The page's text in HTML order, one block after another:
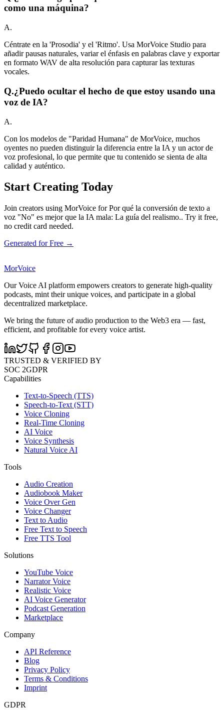
como una máquina?
A.
Céntrate en la 'Prosodia' y el 'Ritmo'. Usa MorVoice Studio para
añadir pausas naturales, variar el énfasis en palabras clave y exportar
en formato WAV de alta resolución para capturar las texturas
vocales.
Q.¿Puedo ocultar el hecho de que estoy usando una
voz de IA?
A.
Con los modelos de "Paridad Humana" de MorVoice, muchos
oyentes no pueden distinguir la diferencia entre la IA y un actor de
voz profesional, lo que permite que tu contenido se sienta de alta
calidad y auténtico.
Start Creating Today
Join creators using MorVoice for Por qué la conversión de texto a
voz "No" es mejor que la IA mala: La guía del realismo.. Try it free,
no credit card needed.
Generated for Free →
MorVoice
Our Voice AI platform empowers creators to generate high-quality
podcasts, mint their unique voices, and participate in a global
decentralized marketplace.
We bring the future of audio production to the Web3 era — fast,
efficient, and profitable for every voice artist.
TRUSTED & VERIFIED BY
SOC 2GDPR
Capabilities
Text-to-Speech (TTS)
Speech-to-Text (STT)
Voice Cloning
Real-Time Cloning
AI Voice
Voice Synthesis
Natural Voice AI
Tools
Audio Creation
Audiobook Maker
Voice Over Gen
Voice Changer
Text to Audio
Free Text to Speech
Free TTS Tool
Solutions
YouTube Voice
Narrator Voice
Realistic Voice
AI Voice Generator
Podcast Generation
Marketplace
Company
API Reference
Blog
Privacy Policy
Terms & Conditions
Imprint
GDPR